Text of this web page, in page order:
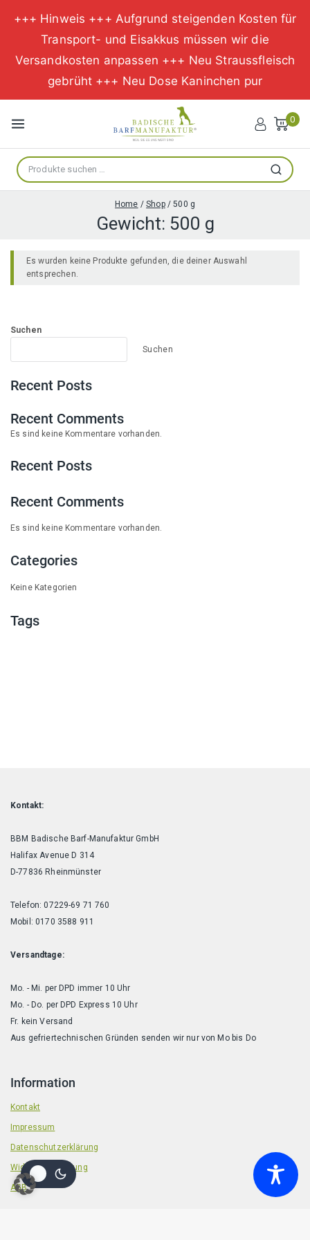
+++ Hinweis +++ Aufgrund steigenden Kosten für
Transport- und Eisakkus müssen wir die
Versandkosten anpassen +++ Neu Straussfleisch
gebrüht +++ Neu Dose Kaninchen pur
Inhalt
springen
0
Suche
nach:
Suchen
Home / Shop / 500 g
Gewicht: 500 g
Es wurden keine Produkte gefunden, die deiner Auswahl
entsprechen.
Suchen
Suchen
Recent Posts
Recent Comments
Es sind keine Kommentare vorhanden.
Recent Posts
Recent Comments
Es sind keine Kommentare vorhanden.
Categories
Keine Kategorien
Tags
Kontakt:
BBM Badische Barf-Manufaktur GmbH
Halifax Avenue D 314
D-77836 Rheinmünster
Telefon: 07229-69 71 760
Mobil: 0170 3588 911
Versandtage:
Mo. - Mi. per DPD immer 10 Uhr
Mo. - Do. per DPD Express 10 Uhr
Fr. kein Versand
Aus gefriertechnischen Gründen senden wir nur von Mo bis Do
Information
Kontakt
Impressum
Datenschutzerklärung
Widerrufsbelehrung
AGB